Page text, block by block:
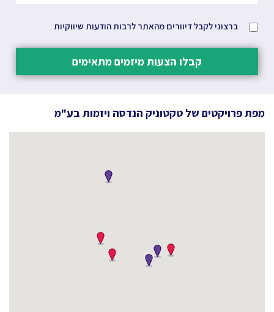
ברצוני לקבל דיוורים מהאתר לרבות הודעות שיווקיות
קבלו הצעות מיזמים מתאימים
מפת פרויקטים של טקטוניק הנדסה ויזמות בע"מ